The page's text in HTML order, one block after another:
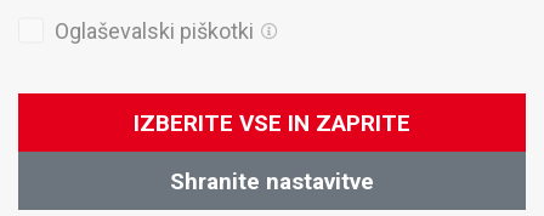
Oglaševalski piškotki
IZBERITE VSE IN ZAPRITE
Shranite nastavitve